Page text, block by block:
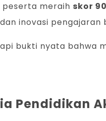
peserta meraih skor
inovasi pengajaran
bukti nyata bahwa
Pendidikan